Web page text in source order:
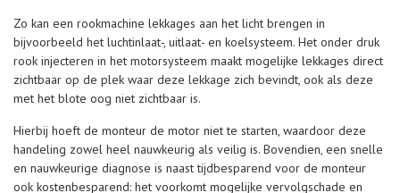
Zo kan een rookmachine lekkages aan het licht brengen in
bijvoorbeeld het luchtinlaat-, uitlaat- en koelsysteem. Het onder druk
rook injecteren in het motorsysteem maakt mogelijke lekkages direct
zichtbaar op de plek waar deze lekkage zich bevindt, ook als deze
met het blote oog niet zichtbaar is.
Hierbij hoeft de monteur de motor niet te starten, waardoor deze
handeling zowel heel nauwkeurig als veilig is. Bovendien, een snelle
en nauwkeurige diagnose is naast tijdbesparend voor de monteur
ook kostenbesparend: het voorkomt mogelijke vervolgschade en